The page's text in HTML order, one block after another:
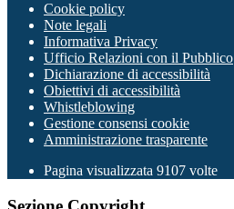
Cookie policy
Note legali
Informativa Privacy
Ufficio Relazioni con il Pubblico
Dichiarazione di accessibilità
Obiettivi di accessibilità
Whistleblowing
Gestione consensi cookie
Amministrazione trasparente
Pagina visualizzata 9107 volte